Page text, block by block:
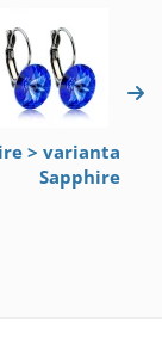
> varianta
Sapphire